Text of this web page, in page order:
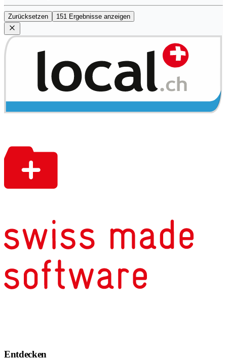
Zurücksetzen 151 Ergebnisse anzeigen
Entdecken